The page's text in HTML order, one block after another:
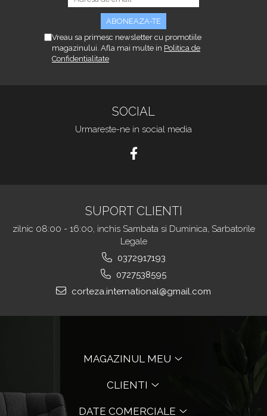
Vreau sa primesc newsletter cu promotiile
magazinului. Afla mai multe in Politica de
Confidentialitate
SOCIAL
Urmareste-ne in social media
SUPORT CLIENTI
zilnic 08:00 - 16:00, inchis Sambata si Duminica, Sarbatorile
Legale
0372917193
0727538595
corteza.international@gmail.com
MAGAZINUL MEU
CLIENTI
DATE COMERCIALE